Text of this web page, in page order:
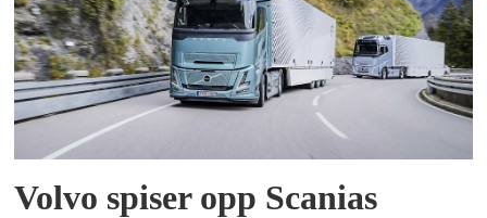
Volvo spiser opp Scanias